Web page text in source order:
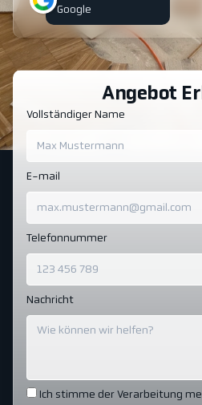
Google
Angebot
Vollständiger Name
E-mail
Telefonnummer
Nachricht
Ich stimme der Verarbeitung